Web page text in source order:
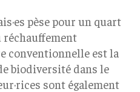
pèse pour un quart
conventionnelle est la
biodiversité dans le
sont également